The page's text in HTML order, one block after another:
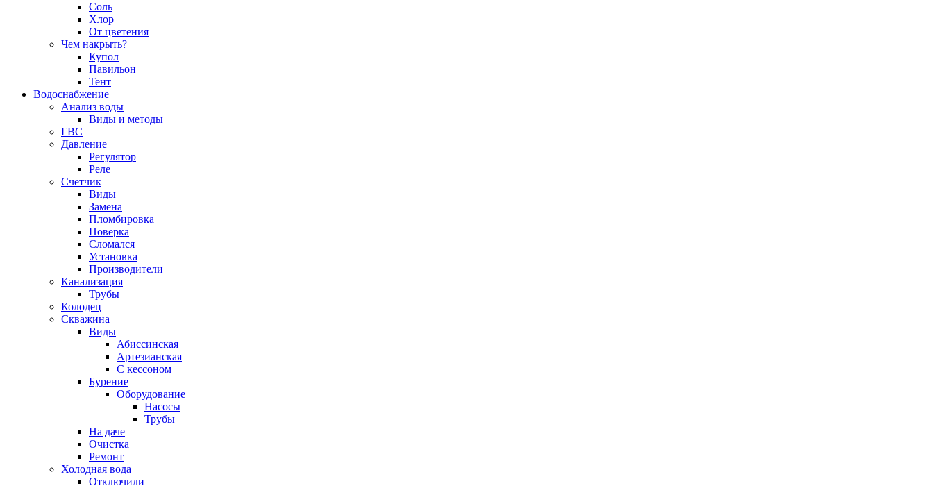
Соль
Хлор
От цветения
Чем накрыть?
Купол
Павильон
Тент
Водоснабжение
Анализ воды
Виды и методы
ГВС
Давление
Регулятор
Реле
Счетчик
Виды
Замена
Пломбировка
Поверка
Сломался
Установка
Производители
Канализация
Трубы
Колодец
Скважина
Виды
Абиссинская
Артезианская
С кессоном
Бурение
Оборудование
Насосы
Трубы
На даче
Очистка
Ремонт
Холодная вода
Отключили